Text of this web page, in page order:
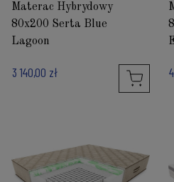
Materac Hybrydowy
80x200 Serta Blue
Lagoon
3 140,00 zł